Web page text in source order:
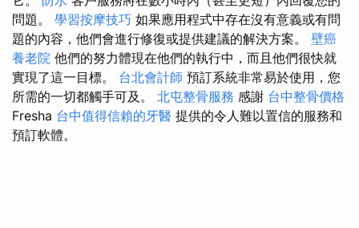
問題。 學習按摩技巧 如果應用程式中存在沒有意義或有問
題的內容，他們會進行修復或提供建議的解決方案。 壁癌
養老院 他們的努力體現在他們的執行中，而且他們很快就
實現了這一目標。 台北會計師 預訂系統非常易於使用，您
所需的一切都觸手可及。 北屯整骨服務 感謝 台中整骨價格
Fresha 台中值得信賴的牙醫 提供的令人難以置信的服務和
預訂軟體。